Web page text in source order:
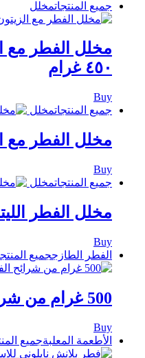
جميع المنتجاتمخلل
مخلل الفطر مع
٤٥٠ غرام
Buy
جميع المنتجاتمخلل
مخلل الفطر مع
Buy
جميع المنتجاتمخلل
مخلل الفطر الليته
Buy
الفطر الطازججميع
500 غرام من شرائح الفطر (قارچینو)
Buy
الأطعمة المعلبةجميع